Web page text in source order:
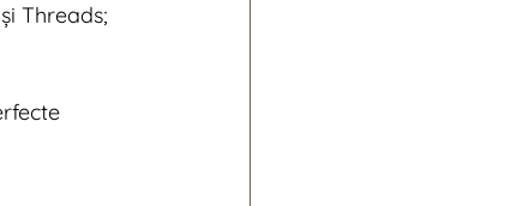
Threads;